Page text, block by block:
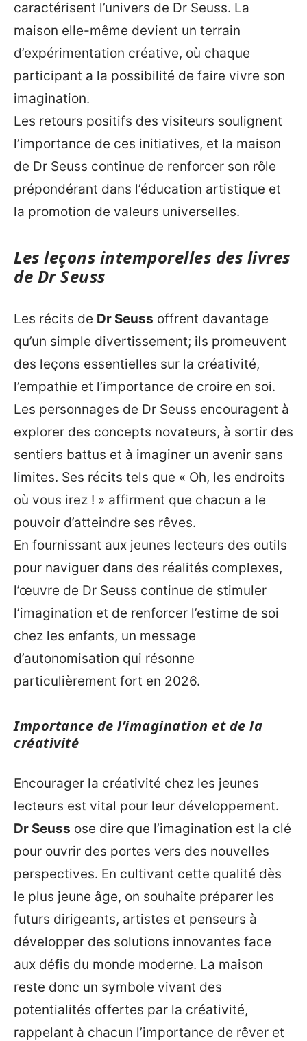
caractérisent l’univers de Dr Seuss. La
maison elle-même devient un terrain
d’expérimentation créative, où chaque
participant a la possibilité de faire vivre son
imagination.
Les retours positifs des visiteurs soulignent
l’importance de ces initiatives, et la maison
de Dr Seuss continue de renforcer son rôle
prépondérant dans l’éducation artistique et
la promotion de valeurs universelles.
Les leçons intemporelles des livres
de Dr Seuss
Les récits de Dr Seuss offrent davantage
qu’un simple divertissement; ils promeuvent
des leçons essentielles sur la créativité,
l’empathie et l’importance de croire en soi.
Les personnages de Dr Seuss encouragent à
explorer des concepts novateurs, à sortir des
sentiers battus et à imaginer un avenir sans
limites. Ses récits tels que « Oh, les endroits
où vous irez ! » affirment que chacun a le
pouvoir d’atteindre ses rêves.
En fournissant aux jeunes lecteurs des outils
pour naviguer dans des réalités complexes,
l’œuvre de Dr Seuss continue de stimuler
l’imagination et de renforcer l’estime de soi
chez les enfants, un message
d’autonomisation qui résonne
particulièrement fort en 2026.
Importance de l’imagination et de la
créativité
Encourager la créativité chez les jeunes
lecteurs est vital pour leur développement.
Dr Seuss ose dire que l’imagination est la clé
pour ouvrir des portes vers des nouvelles
perspectives. En cultivant cette qualité dès
le plus jeune âge, on souhaite préparer les
futurs dirigeants, artistes et penseurs à
développer des solutions innovantes face
aux défis du monde moderne. La maison
reste donc un symbole vivant des
potentialités offertes par la créativité,
rappelant à chacun l’importance de rêver et